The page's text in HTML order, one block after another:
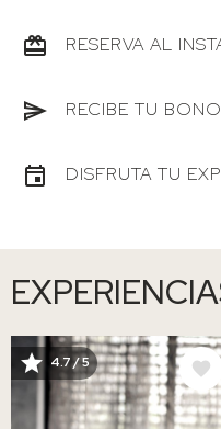
RESERVA AL
RECIBE TU
DISFRUTA TU
IMAGE
4.7 / 5